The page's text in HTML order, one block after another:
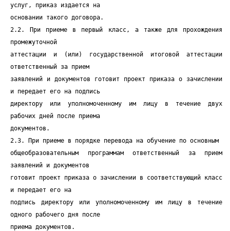
услуг, приказ издается на
основании такого договора.
2.2. При приеме в первый класс, а также для прохождения
промежуточной
аттестации и (или) государственной итоговой аттестации
ответственный за прием
заявлений и документов готовит проект приказа о зачислении
и передает его на подпись
директору или уполномоченному им лицу в течение двух
рабочих дней после приема
документов.
2.3. При приеме в порядке перевода на обучение по основным
общеобразовательным программам ответственный за прием
заявлений и документов
готовит проект приказа о зачислении в соответствующий класс
и передает его на
подпись директору или уполномоченному им лицу в течение
одного рабочего дня после
приема документов.